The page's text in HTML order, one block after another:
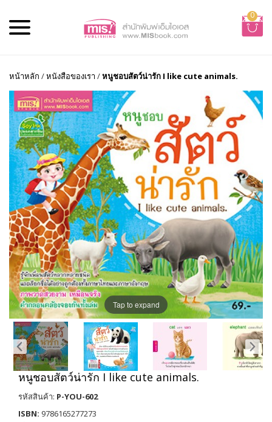
0
หน้าหลัก /หนังสือของเรา /หนูชอบสัตว์น่ารัก I like cute animals.
Tap to expand
หนูชอบสัตว์น่ารัก I like cute animals.
รหัสสินค้า: P-YOU-602
ISBN: 9786165277273